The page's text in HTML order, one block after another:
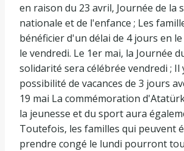
en raison du 23 avril, Journée de la
nationale et de l'enfance ; Les
bénéficier d'un délai de 4 jours en
le vendredi. Le 1er mai, la Journée
solidarité sera célébrée vendredi ; Il
possibilité de vacances de 3 jours
19 mai La commémoration
la jeunesse et du sport aura
Toutefois, les familles qui peuvent
prendre congé le lundi pourront